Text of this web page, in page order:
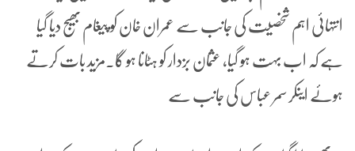
انتہائی اہم شخصیت کی جانب سے عمران خان کو پیغام بھیج دیا گیا
ہے کہ اب بہت ہو گیا، عثمان بزدار کو ہٹانا ہو گا۔مزید بات کرتے
ہوئے اینکر سمر عباس کی جانب سے